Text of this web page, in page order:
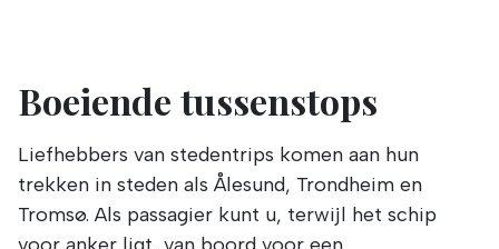
Boeiende tussenstops
Liefhebbers van stedentrips komen aan hun
trekken in steden als Ålesund, Trondheim en
Tromsø. Als passagier kunt u, terwijl het schip
voor anker ligt, van boord voor een